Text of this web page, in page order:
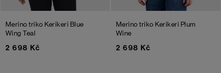
Merino triko Kerikeri Blue
Wing Teal
2 698 Kč
Merino triko Kerikeri Plum
Wine
2 698 Kč